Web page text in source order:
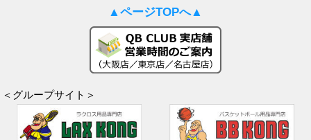
▲ページTOPへ▲
＜グループサイト＞